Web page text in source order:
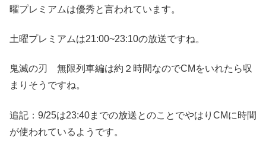
曜プレミアムは優秀と言われています。
土曜プレミアムは21:00~23:10の放送ですね。
鬼滅の刃 無限列車編は約２時間なのでCMをいれたら収
まりそうですね。
追記：9/25は23:40までの放送とのことでやはりCMに時間
が使われているようです。